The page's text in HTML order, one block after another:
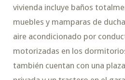
vivienda incluye baños
muebles y mamparas de
aire acondicionado por
motorizadas en los
también cuentan con una